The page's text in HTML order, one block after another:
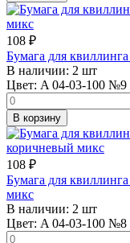
108 ₽
Бумага для
В наличии: 2 шт
Цвет: A 04-03-100 №9
В корзину
108 ₽
Бумага для
микс
В наличии: 2 шт
Цвет: A 04-03-100 №8